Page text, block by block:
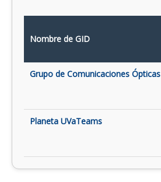
Nombre de GID
Grupo de Comunicaciones Ópticas
Planeta UVaTeams